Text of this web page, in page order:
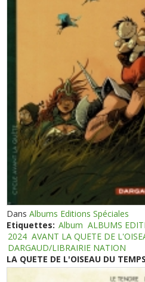
DansAlbums Editions Spéciales
Etiquettes: Album ALBUMS
2024 AVANT LA QUETE DE
DARGAUD/LIBRAIRIE NATION
LA QUETE DE L'OISEAU DU